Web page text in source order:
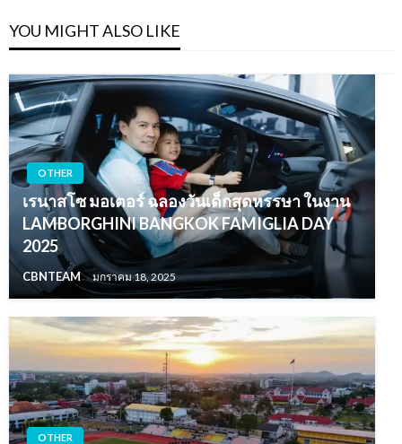
YOU MIGHT ALSO LIKE
OTHER
เรนาสโซ มอเตอร์ ฉลองวันเด็กสุดหรรษา ในงาน
LAMBORGHINI BANGKOK FAMIGLIA DAY
2025
CBNTEAM มกราคม 18, 2025
OTHER